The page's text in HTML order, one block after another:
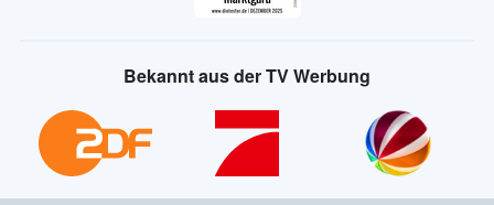
Bekannt aus der TV Werbung